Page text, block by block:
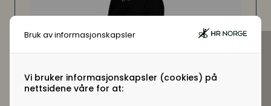
Bruk av informasjonskapsler
Vi bruker informasjonskapsler (cookies) på
nettsidene våre for at:
Digitale løsninger innen HR
Lønnsoppgjøret og tariff
Digitale løsninger innen HR
hrnorge@hrnorge.no
Telefon